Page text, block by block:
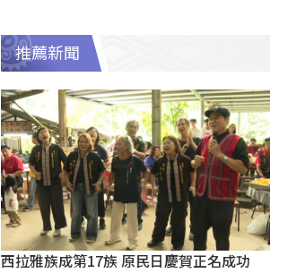
推薦新聞
西拉雅族成第17族 原民日慶賀正名成功